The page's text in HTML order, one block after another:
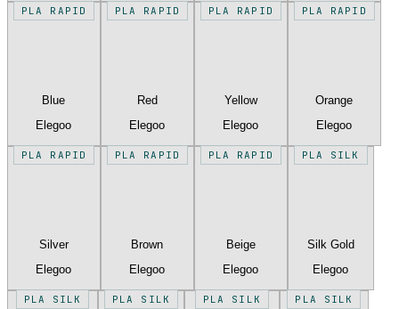
PLA RAPID
Blue
Elegoo
PLA RAPID
Red
Elegoo
PLA RAPID
Yellow
Elegoo
PLA RAPID
Orange
Elegoo
PLA RAPID
Silver
Elegoo
PLA RAPID
Brown
Elegoo
PLA RAPID
Beige
Elegoo
PLA SILK
Silk Gold
Elegoo
PLA SILK PLA SILK PLA SILK PLA SILK